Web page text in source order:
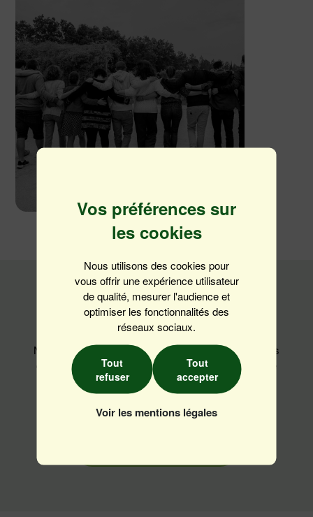
Notre collectif
Nous vivons notre collectif en considérant qu'il n'y pas
de frontière entre nos collaborateurs et l'ensemble de
notre écosystème. C'est en nous mobilisant tous
ensemble que nous pourrons avoir un réel impact !
Vos préférences sur
les cookies
Nous utilisons des cookies pour
vous offrir une expérience utilisateur
de qualité, mesurer l'audience et
optimiser les fonctionnalités des
réseaux sociaux.
Tout
refuser
Tout
accepter
Voir les mentions légales